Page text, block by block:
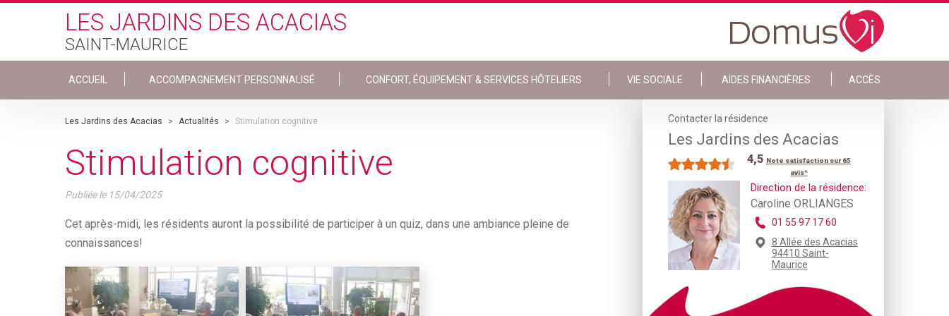
Skip to main content
LES JARDINS DES ACACIAS
SAINT-MAURICE
ACCUEIL ACCOMPAGNEMENT PERSONNALISÉ CONFORT, ÉQUIPEMENT & SERVICES HÔTELIERS VIE SOCIALE AIDES FINANCIÈRES ACCÈS
Les Jardins des Acacias > Actualités > Stimulation cognitive
Stimulation cognitive
Publiée le 15/04/2025
Cet après-midi, les résidents auront la possibilité de participer à un quiz, dans une ambiance pleine de
connaissances!
Contacter la résidence
Les Jardins des Acacias
4,5 Note satisfaction sur 65
avis*
Direction de la résidence:
Caroline ORLIANGES
01 55 97 17 60
8 Allée des Acacias
94410 Saint-
Maurice